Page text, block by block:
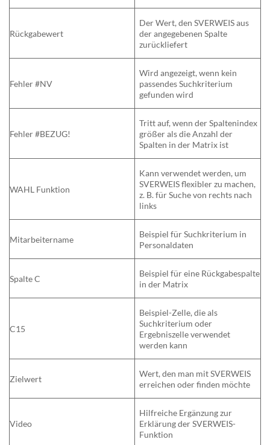
Rückgabewert
Der Wert, den SVERWEIS aus
der angegebenen Spalte
zurückliefert
Fehler #NV
Wird angezeigt, wenn kein
passendes Suchkriterium
gefunden wird
Fehler #BEZUG!
Tritt auf, wenn der Spaltenindex
größer als die Anzahl der
Spalten in der Matrix ist
WAHL Funktion
Kann verwendet werden, um
SVERWEIS flexibler zu machen,
z. B. für Suche von rechts nach
links
Mitarbeitername
Beispiel für Suchkriterium in
Personaldaten
Spalte C
Beispiel für eine Rückgabespalte
in der Matrix
C15
Beispiel-Zelle, die als
Suchkriterium oder
Ergebniszelle verwendet
werden kann
Zielwert
Wert, den man mit SVERWEIS
erreichen oder finden möchte
Video
Hilfreiche Ergänzung zur
Erklärung der SVERWEIS-
Funktion